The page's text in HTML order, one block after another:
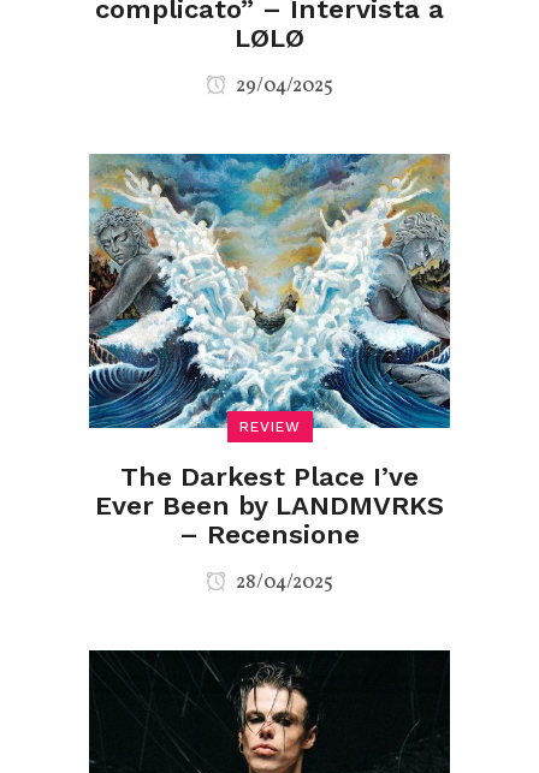
complicato” – Intervista a
LØLØ
29/04/2025
REVIEW
The Darkest Place I’ve
Ever Been by LANDMVRKS
– Recensione
28/04/2025